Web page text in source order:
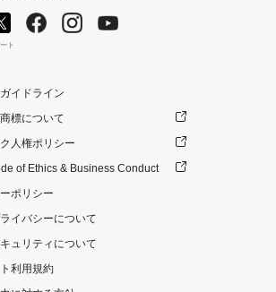
ト
イドライン
標について
人権ポリシー
of Ethics & Business Conduct
ポリシー
イバシーについて
ュリティについて
利用規約